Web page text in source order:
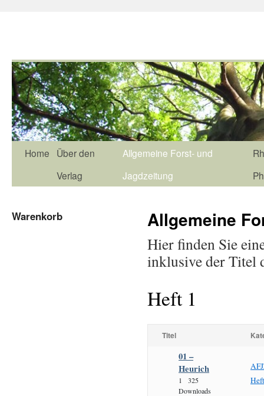
Home
Über den
Verlag
Allgemeine Forst- und
Jagdzeitung
Allgemeine
Hier finden Sie
inklusive der Titel
Heft 1
Titel
01 –
Heurich
1
325
Downloads
Warenkorb